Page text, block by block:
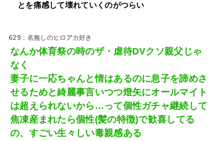
とを痛感して壊れていくのがつらい
629 : 名無しのヒロアカ好き
なんか体育祭の時のザ・虐待DVクソ親父じゃ
なく
妻子に一応ちゃんと情はあるのに息子を諦めさ
せるためと綺麗事言いつつ燈矢にオールマイト
は超えられないから…って個性ガチャ継続して
焦凍産まれたら個性(髪の特徴)で歓喜してる
の、すごい生々しい毒親感ある